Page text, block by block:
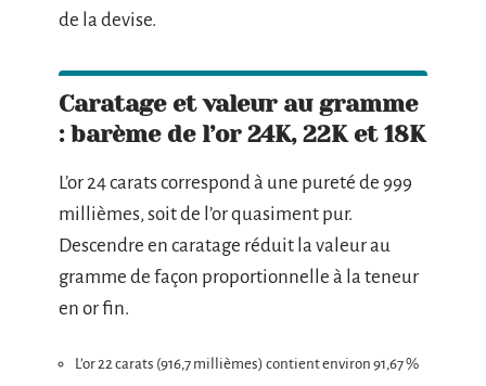
de la devise.
Caratage et valeur au gramme
: barème de l’or 24K, 22K et 18K
L’or 24 carats correspond à une pureté de 999
millièmes, soit de l’or quasiment pur.
Descendre en caratage réduit la valeur au
gramme de façon proportionnelle à la teneur
en or fin.
L’or 22 carats (916,7 millièmes) contient environ 91,67 %